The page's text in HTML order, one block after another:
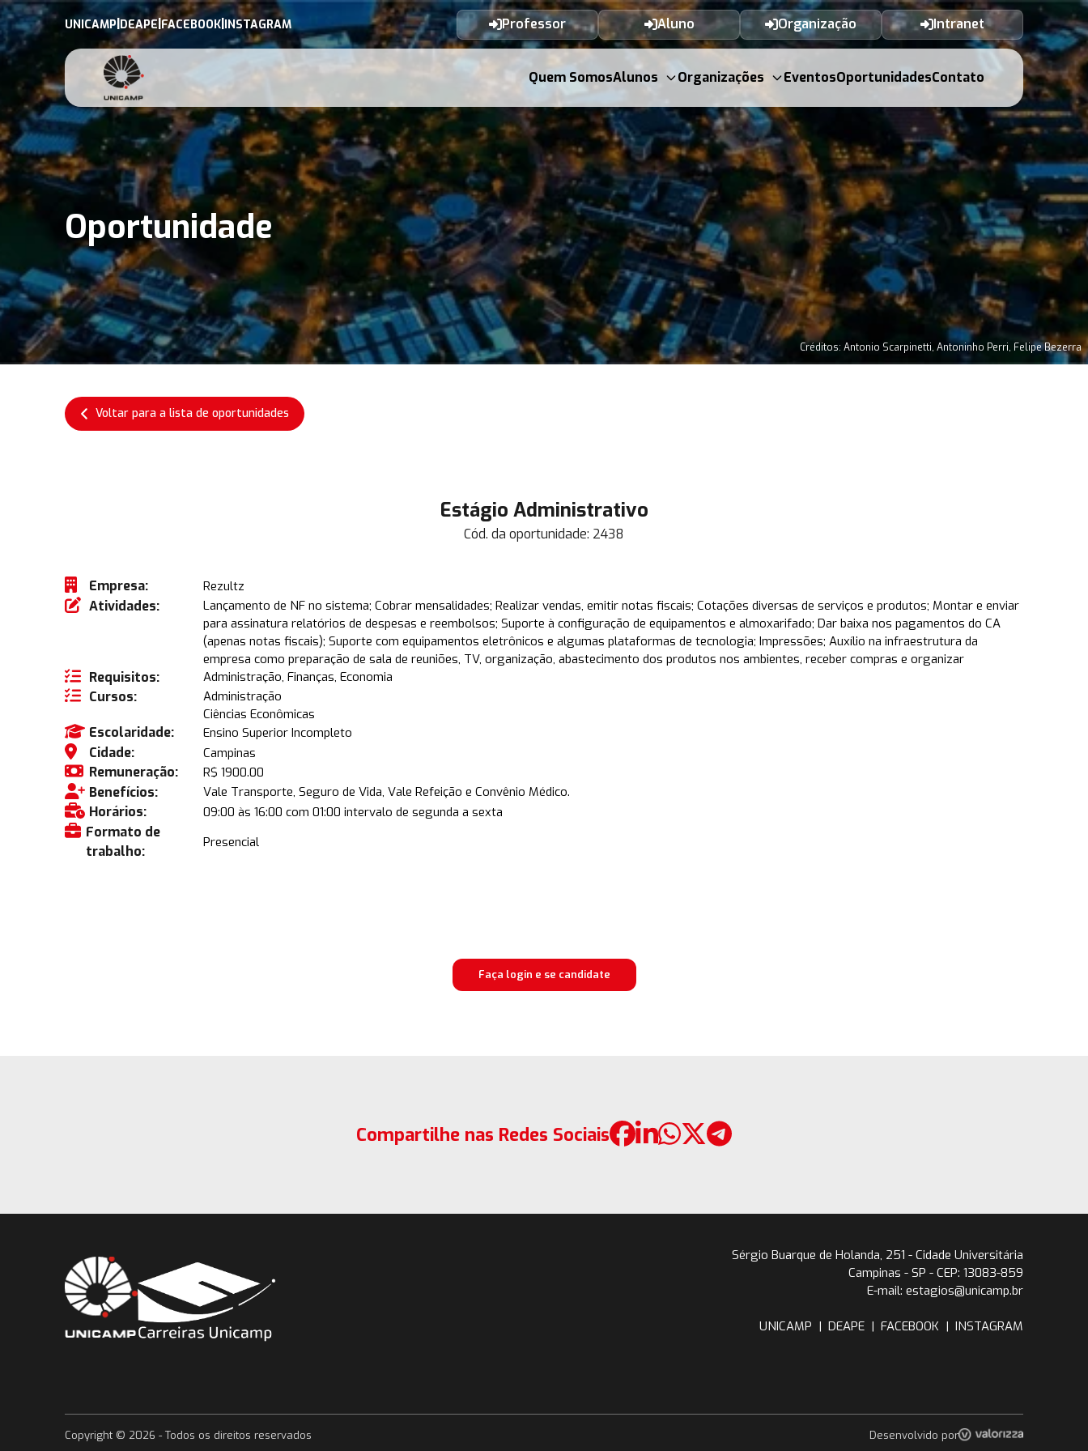
UNICAMP DEAPE|FACEBOOK INSTAGRAM Professor Aluno Organização Intranet
Quem SomosAlunos Organizações EventosOportunidadesContato
Oportunidade
Créditos: Antonio Scarpinetti, Antoninho Perri, Felipe Bezerra
Voltar para a lista de oportunidades
Estágio Administrativo
Cód. da oportunidade: 2438
Empresa: Rezultz
Atividades:
Lançamento de NF no sistema; Cobrar mensalidades; Realizar vendas, emitir notas fiscais; Cotações diversas de serviços e produtos; Montar e enviar
para assinatura relatórios de despesas e reembolsos; Suporte à configuração de equipamentos e almoxarifado; Dar baixa nos pagamentos do CA
(apenas notas fiscais); Suporte com equipamentos eletrônicos e algumas plataformas de tecnologia; Impressões; Auxílio na infraestrutura da
empresa como preparação de sala de reuniões, TV, organização, abastecimento dos produtos nos ambientes, receber compras e organizar
Requisitos: Administração, Finanças, Economia
Cursos:
Administração
Ciências Econômicas
Escolaridade: Ensino Superior Incompleto
Cidade: Campinas
Remuneração: R$ 1900.00
Benefícios: Vale Transporte, Seguro de Vida, Vale Refeição e Convênio Médico.
Horários: 09:00 às 16:00 com 01:00 intervalo de segunda a sexta
Formato de
trabalho:
Presencial
Faça login e se candidate
Compartilhe nas Redes Sociais
Sérgio Buarque de Holanda, 251 - Cidade Universitária
Campinas - SP - CEP: 13083-859
E-mail: estagios@unicamp.br
UNICAMP | DEAPE | FACEBOOK | INSTAGRAM
Copyright © 2026 - Todos os direitos reservados Desenvolvido por